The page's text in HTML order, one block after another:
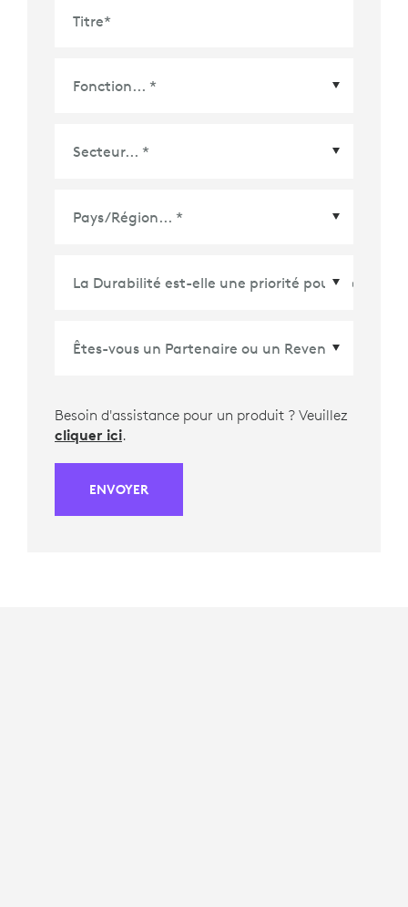
Titre*
Pays/Région*
Besoin d'assistance pour un produit ? Veuillez
cliquer ici.
ENVOYER